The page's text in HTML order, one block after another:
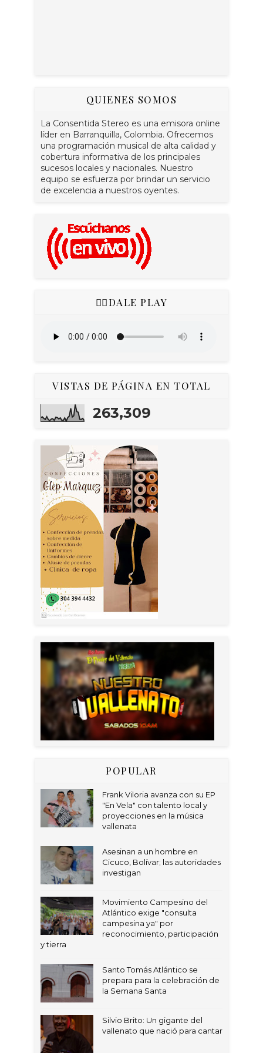
QUIENES SOMOS
La Consentida Stereo es una emisora online
líder en Barranquilla, Colombia. Ofrecemos
una programación musical de alta calidad y
cobertura informativa de los principales
sucesos locales y nacionales. Nuestro
equipo se esfuerza por brindar un servicio
de excelencia a nuestros oyentes.
👇🏻DALE PLAY
VISTAS DE PÁGINA EN TOTAL
263,309
POPULAR
Frank Viloria avanza con su EP
"En Vela" con talento local y
proyecciones en la música
vallenata
Asesinan a un hombre en
Cicuco, Bolívar; las autoridades
investigan
Movimiento Campesino del
Atlántico exige "consulta
campesina ya" por
reconocimiento, participación
y tierra
Santo Tomás Atlántico se
prepara para la celebración de
la Semana Santa
Silvio Brito: Un gigante del
vallenato que nació para cantar